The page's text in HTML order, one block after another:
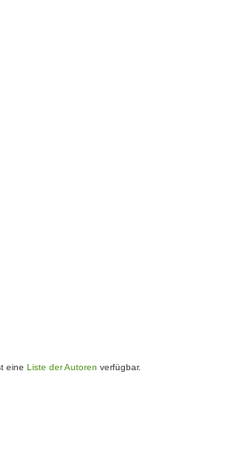
eine Liste der Autoren verfügbar.